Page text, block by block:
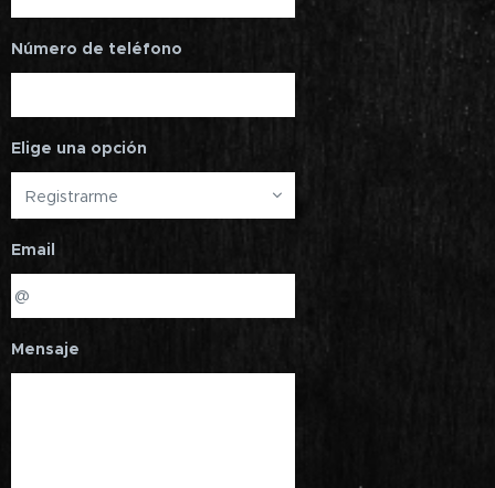
Número de teléfono
Elige una opción
Email
Mensaje